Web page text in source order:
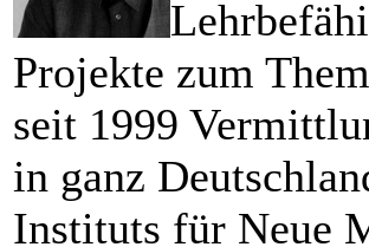
Projekte zum
seit 1999
in ganz
Instituts für Neue